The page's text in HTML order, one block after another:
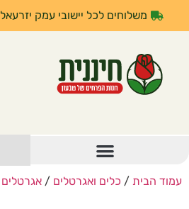
משלוחים לכל יישובי עמק יזרעאל
עמוד הבית/ כלים ואגרטלים / אגרטלים